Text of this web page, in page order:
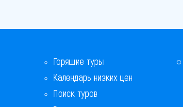
Горящие туры
Календарь низких цен
Поиск туров